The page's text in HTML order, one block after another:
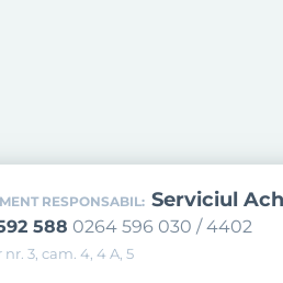
RESPONSABIL: Serviciul
588 0264 596 030 / 4402
3, cam. 4, 4 A, 5